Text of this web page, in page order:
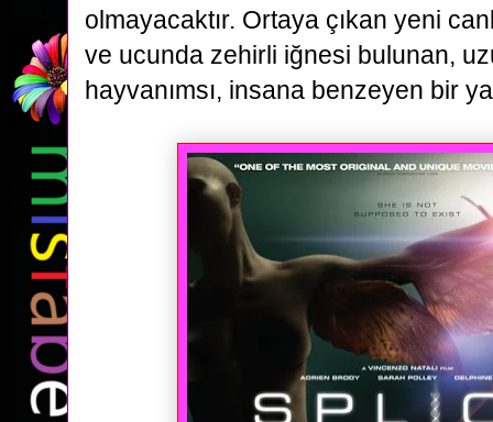
olmayacaktır. Ortaya çıkan yeni
ve ucunda zehirli iğnesi bulunan,
hayvanımsı, insana benzeyen bir